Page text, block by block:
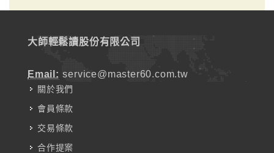
大師輕鬆讀股份有限公司
Email: service@master60.com.tw
關於我們
會員條款
交易條款
合作提案